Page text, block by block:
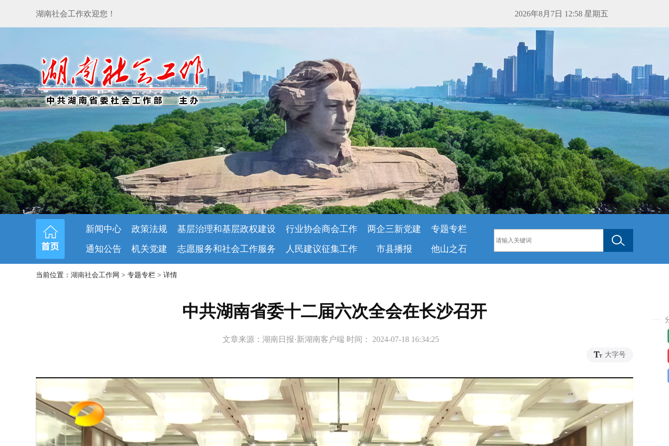
湖南社会工作欢迎您！ 2026年8月7日 12:58 星期五
新闻中心 政策法规 基层治理和基层政权建设 行业协会商会工作 两企三新党建
专题专栏
通知公告
机关党建 志愿服务和社会工作服务 人民建议征集工作 市县播报 他山之石
当前位置： 湖南社会工作网 > 专题专栏 > 详情
中共湖南省委十二届六次全会在长沙召开
文章来源：湖南日报·新湖南客户端 时间： 2024-07-18 16:34:25
大字号